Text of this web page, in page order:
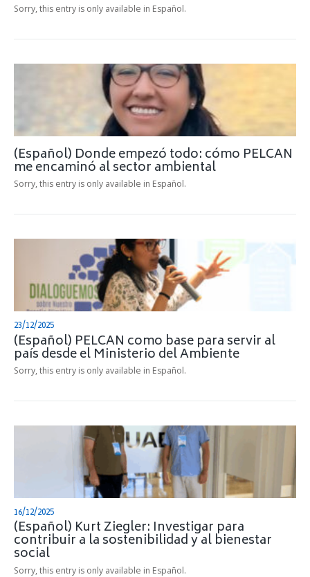
Sorry, this entry is only available in Español.
(Español) Donde empezó todo: cómo PELCAN
me encaminó al sector ambiental
Sorry, this entry is only available in Español.
23/12/2025
(Español) PELCAN como base para servir al
país desde el Ministerio del Ambiente
Sorry, this entry is only available in Español.
16/12/2025
(Español) Kurt Ziegler: Investigar para
contribuir a la sostenibilidad y al bienestar
social
Sorry, this entry is only available in Español.